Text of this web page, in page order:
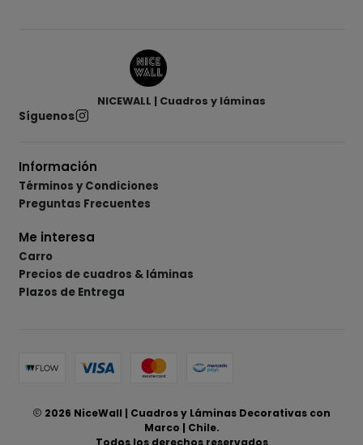
NICEWALL | Cuadros y láminas
Síguenos
Información
Términos y Condiciones
Preguntas Frecuentes
Me interesa
Carro
Precios de cuadros & láminas
Plazos de Entrega
2026 NiceWall | Cuadros y Láminas Decorativas con
Marco | Chile.
Todos los derechos reservados